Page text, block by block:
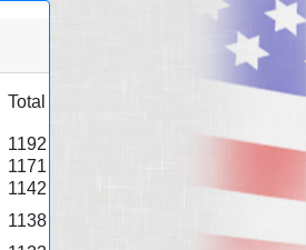
Total
1192
1171
1142
1138